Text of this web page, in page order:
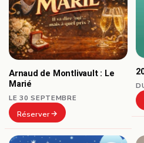
Arnaud de Montlivault : Le
Marié
LE 30 SEPTEMBRE
Réserver